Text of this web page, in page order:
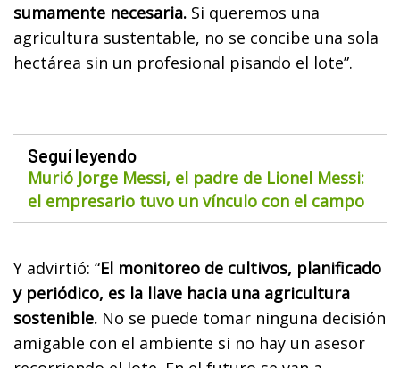
sumamente necesaria. Si queremos una
agricultura sustentable, no se concibe una sola
hectárea sin un profesional pisando el lote”.
Seguí leyendo
Murió Jorge Messi, el padre de Lionel Messi:
el empresario tuvo un vínculo con el campo
Y advirtió: “El monitoreo de cultivos, planificado
y periódico, es la llave hacia una agricultura
sostenible. No se puede tomar ninguna decisión
amigable con el ambiente si no hay un asesor